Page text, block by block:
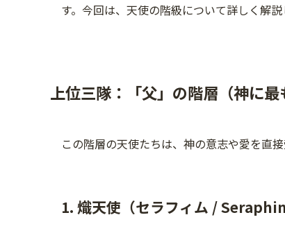
す。今回は、天使の階級について詳しく解説
上位三隊：「父」の階層（神に最
この階層の天使たちは、神の意志や愛を直
1. 熾天使（セラフィム /